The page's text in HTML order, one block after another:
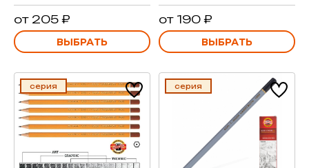
от 205 ₽
ВЫБРАТЬ
от 190 ₽
ВЫБРАТЬ
серия серия